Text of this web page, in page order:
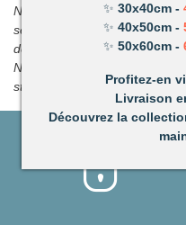
Nous nous engageons à vous
service de messagerie le
de contact pour vous
Nous
prévoyons un large
stock d'ici fin juillet
✨ 30x40cm -
✨ 40x50cm -
✨ 50x60cm -
Profitez-en
Livraison
Découvrez la